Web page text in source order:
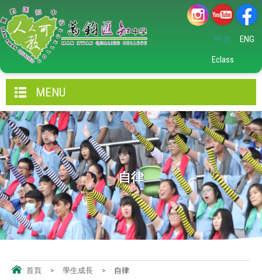
ENG
中文
Eclass
MENU
自律
首頁 > 學生成長 > 自律